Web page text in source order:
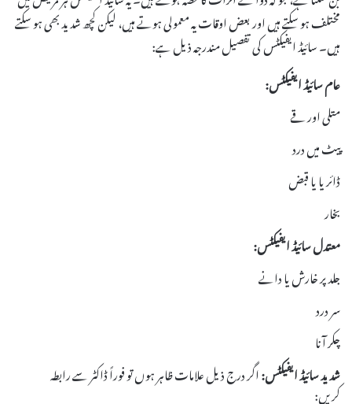
مختلف ہو سکتے ہیں اور بعض اوقات یہ معمولی ہوتے ہیں، لیکن کچھ شدید بھی ہو سکتے
ہیں۔ سائیڈ ایفیکٹس کی تفصیل مندرجہ ذیل ہے:
عام سائیڈ ایفیکٹس:
متلی اور قے
پیٹ میں درد
ڈائریا یا قبض
بخار
معتدل سائیڈ ایفیکٹس:
جلد پر خارش یا دانے
سر درد
چکر آنا
شدید سائیڈ ایفیکٹس:اگر درج ذیل علامات ظاہر ہوں تو فوراً ڈاکٹر سے رابطہ
کریں: